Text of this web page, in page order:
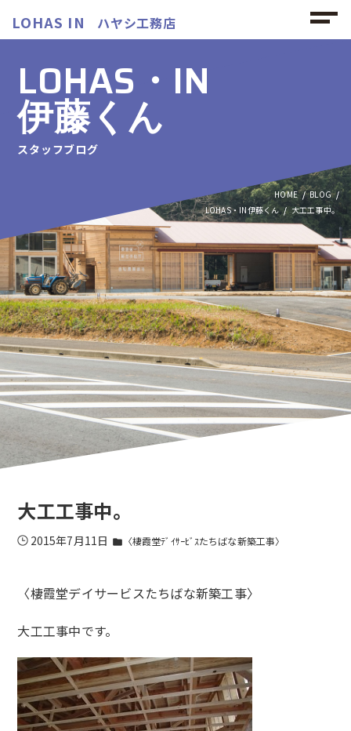
LOHAS IN ハヤシ工務店
LOHAS・IN
伊藤くん
スタッフブログ
HOME
BLOG
LOHAS・IN伊藤くん
大工工事中。
大工工事中。
2015年7月11日 folder 〈棲霞堂ﾃﾞｲｻｰﾋﾞｽたちばな新築工事〉
〈棲霞堂デイサービスたちばな新築工事〉
大工工事中です。